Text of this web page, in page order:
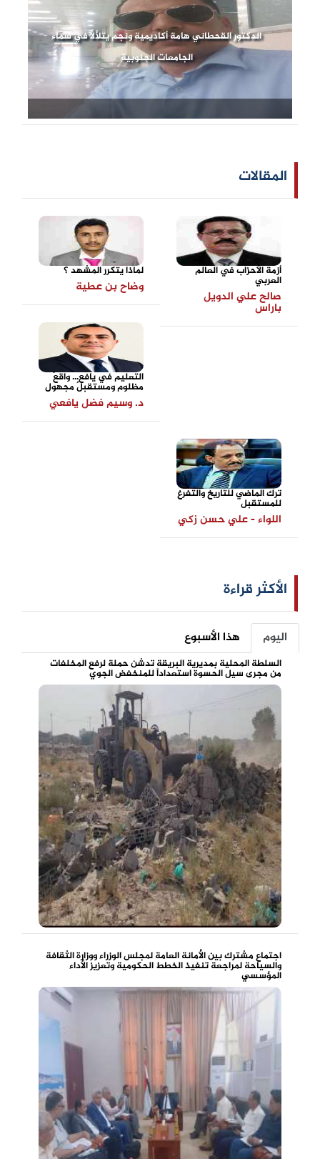
الدكتور القحطاني هامة أكاديمية ونجم يتلألأ في سماء
الجامعات الجنوبية
المقالات
أزمة الأحزاب في العالم
العربي
صالح علي الدويل
باراس
لماذا يتكرر المشهد ؟
وضاح بن عطية
التعليم في يافع... واقعٌ
مظلوم ومستقبلٌ مجهول
د. وسيم فضل يافعي
ترك الماضي للتاريخ والتفرغ
للمستقبل
اللواء - علي حسن زكي
الأكثر قراءة
اليوم هذا الأسبوع
السلطة المحلية بمديرية البريقة تدشن حملة لرفع المخلفات
من مجرى سيل الحسوة استعداداً للمنخفض الجوي
اجتماع مشترك بين الأمانة العامة لمجلس الوزراء ووزارة الثقافة
والسياحة لمراجعة تنفيذ الخطط الحكومية وتعزيز الأداء
المؤسسي